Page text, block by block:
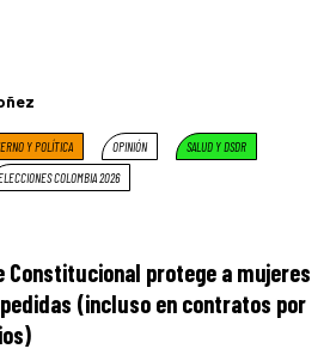
Y POLÍTICA OPINIÓN
SALUD Y DSDR
COLOMBIA 2026
Constitucional protege a mujeres
(incluso en contratos por